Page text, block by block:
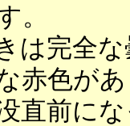
。
は完全な
赤色が
直前に